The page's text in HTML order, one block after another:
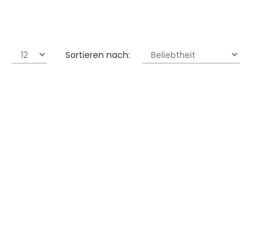
Sortieren nach: